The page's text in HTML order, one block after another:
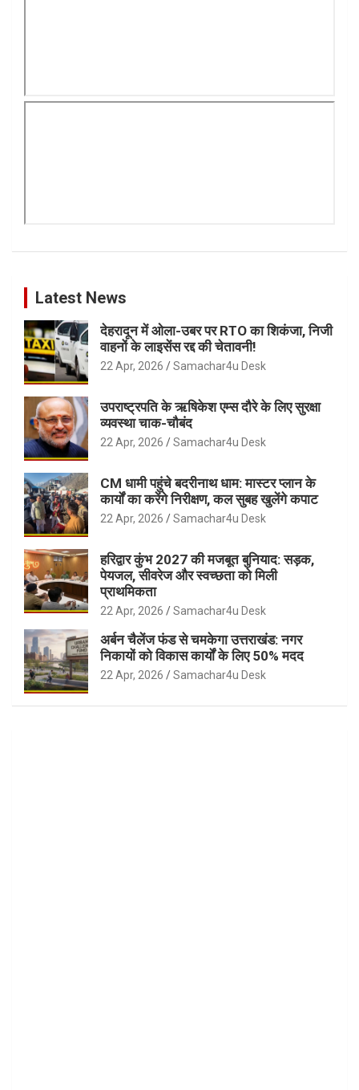
Latest News
देहरादून में ओला-उबर पर RTO का शिकंजा, निजी
वाहनों के लाइसेंस रद्द की चेतावनी!
22 Apr, 2026 Samachar4u Desk
उपराष्ट्रपति के ऋषिकेश एम्स दौरे के लिए सुरक्षा
व्यवस्था चाक-चौबंद
22 Apr, 2026 Samachar4u Desk
CM धामी पहुंचे बदरीनाथ धाम: मास्टर प्लान के
कार्यों का करेंगे निरीक्षण, कल सुबह खुलेंगे कपाट
22 Apr, 2026 Samachar4u Desk
हरिद्वार कुंभ 2027 की मजबूत बुनियाद: सड़क,
पेयजल, सीवरेज और स्वच्छता को मिली
प्राथमिकता
22 Apr, 2026 Samachar4u Desk
अर्बन चैलेंज फंड से चमकेगा उत्तराखंड: नगर
निकायों को विकास कार्यों के लिए 50% मदद
22 Apr, 2026 Samachar4u Desk